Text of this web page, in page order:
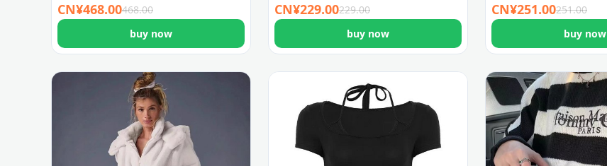
CN¥468.00468.00
buy now
CN¥229.00229.00
buy now
CN¥251.00251.00
buy now